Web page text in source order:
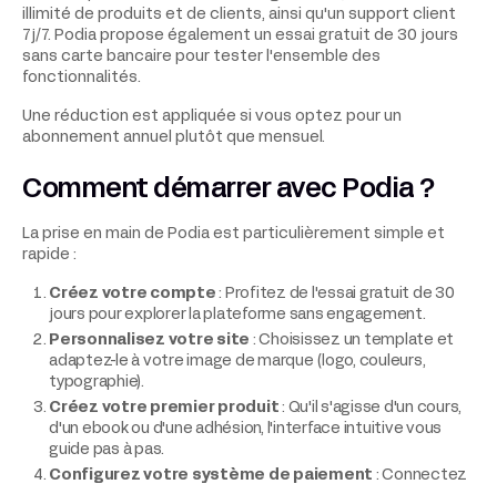
illimité de produits et de clients, ainsi qu'un support client
7j/7. Podia propose également un essai gratuit de 30 jours
sans carte bancaire pour tester l'ensemble des
fonctionnalités.
Une réduction est appliquée si vous optez pour un
abonnement annuel plutôt que mensuel.
Comment démarrer avec Podia ?
La prise en main de Podia est particulièrement simple et
rapide :
Créez votre compte : Profitez de l'essai gratuit de 30
jours pour explorer la plateforme sans engagement.
Personnalisez votre site : Choisissez un template et
adaptez-le à votre image de marque (logo, couleurs,
typographie).
Créez votre premier produit : Qu'il s'agisse d'un cours,
d'un ebook ou d'une adhésion, l'interface intuitive vous
guide pas à pas.
Configurez votre système de paiement : Connectez